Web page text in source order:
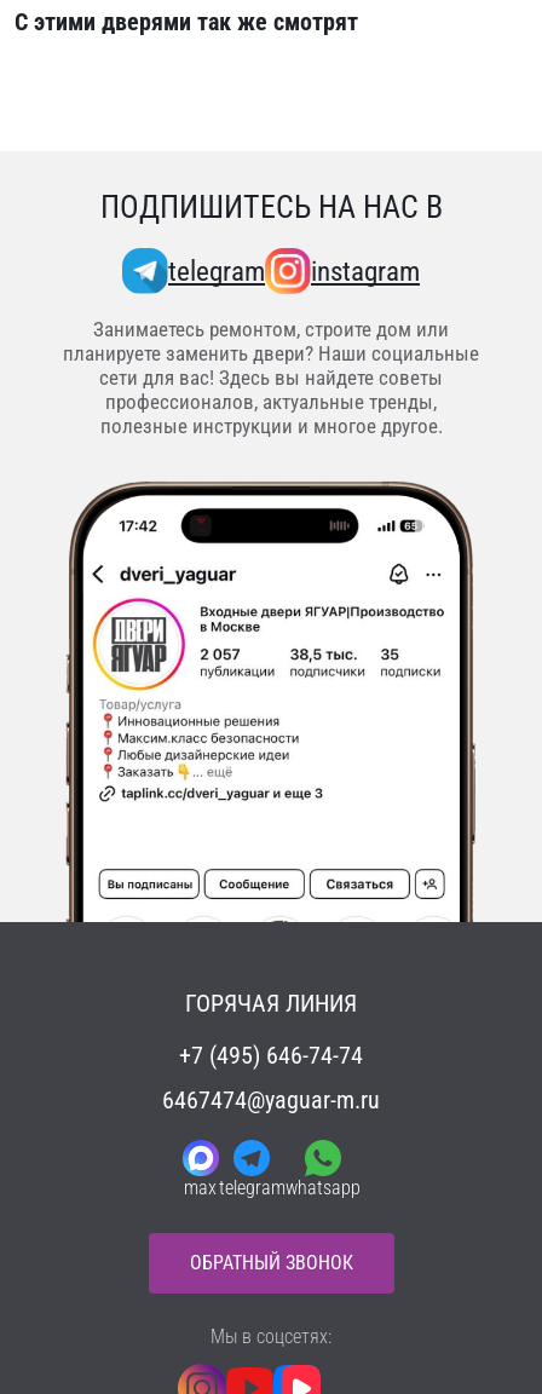
С этими дверями так же смотрят
ПОДПИШИТЕСЬ НА НАС В
telegram instagram
Занимаетесь ремонтом, строите дом или
планируете заменить двери? Наши социальные
сети для вас! Здесь вы найдете советы
профессионалов, актуальные тренды,
полезные инструкции и многое другое.
ГОРЯЧАЯ ЛИНИЯ
+7 (495) 646-74-74
6467474@yaguar-m.ru
maxtelegramwhatsapp
ОБРАТНЫЙ ЗВОНОК
Мы в соцсетях: